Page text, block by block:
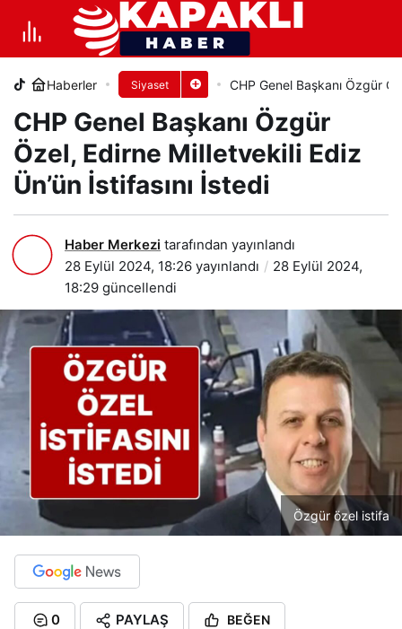
Haberler Siyaset CHP Genel Başkanı Özgür
CHP Genel Başkanı Özgür
Özel, Edirne Milletvekili Ediz
Ün’ün İstifasını İstedi
Haber Merkezi tarafından yayınlandı
28 Eylül 2024, 18:26 yayınlandı
28 Eylül 2024,
18:29 güncellendi
Özgür özel istifa
0 PAYLAŞ BEĞEN
CHP Genel Başkanı Özgür Özel,
Edirne Milletvekili Ediz Ün’ün
İstifasını İstedi
0